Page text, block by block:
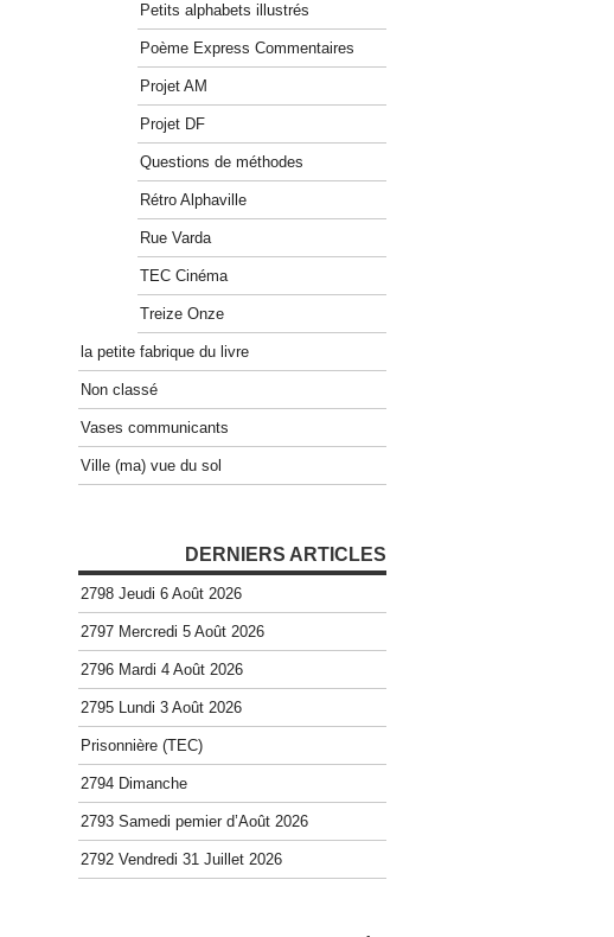
Petits alphabets illustrés
Poème Express Commentaires
Projet AM
Projet DF
Questions de méthodes
Rétro Alphaville
Rue Varda
TEC Cinéma
Treize Onze
la petite fabrique du livre
Non classé
Vases communicants
Ville (ma) vue du sol
DERNIERS ARTICLES
2798 Jeudi 6 Août 2026
2797 Mercredi 5 Août 2026
2796 Mardi 4 Août 2026
2795 Lundi 3 Août 2026
Prisonnière (TEC)
2794 Dimanche
2793 Samedi pemier d’Août 2026
2792 Vendredi 31 Juillet 2026